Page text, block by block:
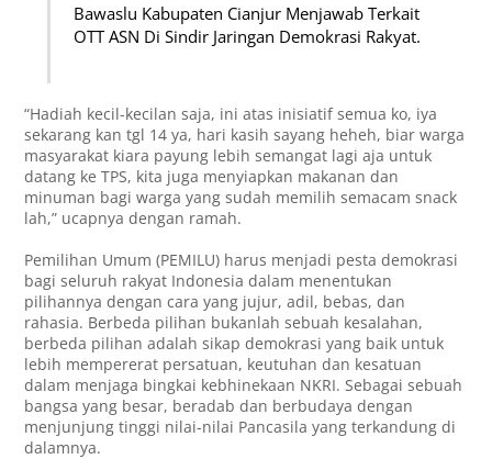
Bawaslu Kabupaten Cianjur Menjawab Terkait
OTT ASN Di Sindir Jaringan Demokrasi Rakyat.
“Hadiah kecil-kecilan saja, ini atas inisiatif semua ko, iya
sekarang kan tgl 14 ya, hari kasih sayang heheh, biar warga
masyarakat kiara payung lebih semangat lagi aja untuk
datang ke TPS, kita juga menyiapkan makanan dan
minuman bagi warga yang sudah memilih semacam snack
lah,” ucapnya dengan ramah.
Pemilihan Umum (PEMILU) harus menjadi pesta demokrasi
bagi seluruh rakyat Indonesia dalam menentukan
pilihannya dengan cara yang jujur, adil, bebas, dan
rahasia. Berbeda pilihan bukanlah sebuah kesalahan,
berbeda pilihan adalah sikap demokrasi yang baik untuk
lebih mempererat persatuan, keutuhan dan kesatuan
dalam menjaga bingkai kebhinekaan NKRI. Sebagai sebuah
bangsa yang besar, beradab dan berbudaya dengan
menjunjung tinggi nilai-nilai Pancasila yang terkandung di
dalamnya.